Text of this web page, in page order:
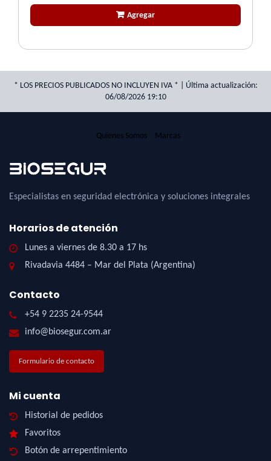
Agregar
* LOS PRECIOS PUBLICADOS NO INCLUYEN IVA * | Última actualización:
06/08/2026 19:10
Quienes Somos Marcas
Especialistas en seguridad electrónica y soluciones integrales
Horarios de atención
Lunes a viernes de 8.30 a 17 hs
Rivadavia 4484 – Mar del Plata (Argentina)
Contacto
+54 9 2235 24-9544
info@biosegur.com.ar
Formulario de contacto
Mi cuenta
Historial de pedidos
Favoritos
Botón de arrepentimiento